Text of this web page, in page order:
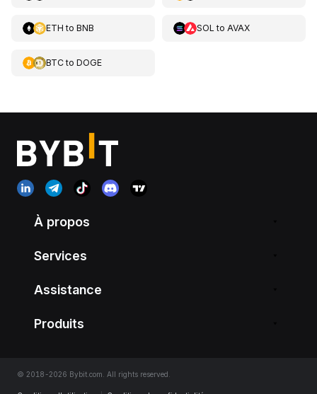
ETH to BNB SOL to AVAX
BTCto DOGE
À propos
Services
Assistance
Produits
© 2018-2026 Bybit.com. All rights reserved.